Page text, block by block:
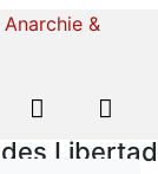
Libertad